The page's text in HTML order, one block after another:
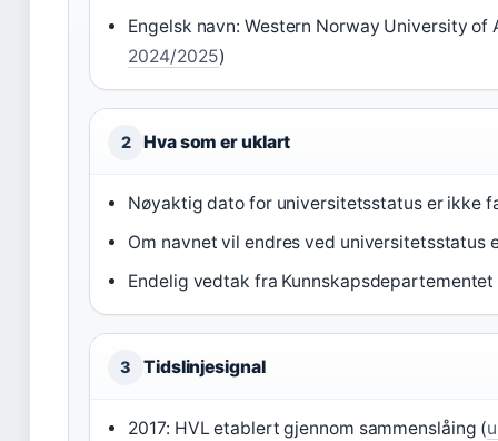
Engelsk navn: Western Norway University of
2024/2025)
2 Hva som er uklart
Nøyaktig dato for universitetsstatus er ikke
Om navnet vil endres ved universitetsstatus
Endelig vedtak fra
3 Tidslinjesignal
2017: HVL etablert gjennom sammenslåing (